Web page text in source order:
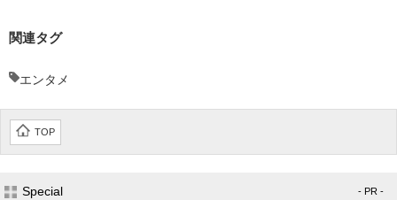
関連タグ
エンタメ
TOP
Special - PR -